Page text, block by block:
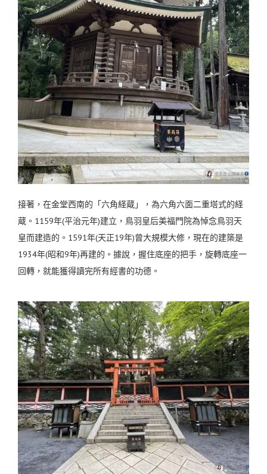
接著，在金堂西南的「六角経蔵」，為六角六面二重塔式的経
蔵。1159年(平治元年)建立，鳥羽皇后美福門院為悼念鳥羽天
皇而建造的。1591年(天正19年)曾大規模大修，現在的建築是
1934年(昭和9年)再建的。據說，握住底座的把手，旋轉底座一
回轉，就能獲得讀完所有經書的功德。